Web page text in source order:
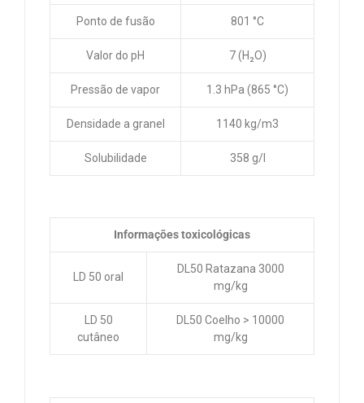
Ponto de fusão 801 °C
Valor do pH 7 (H₂O)
Pressão de vapor 1.3 hPa (865 °C)
Densidade a granel 1140 kg/m3
Solubilidade 358 g/l
Informações toxicológicas
LD 50 oral
DL50 Ratazana 3000
mg/kg
LD 50
cutâneo
DL50 Coelho > 10000
mg/kg